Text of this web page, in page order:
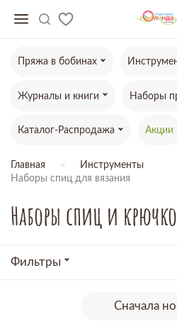
Пряжа в бобинах
Журналы и книги Наборы
Каталог-Распродажа Акции
Главная
Инструменты
Наборы спиц для вязания
Наборы спиц и
Фильтры
Сначала